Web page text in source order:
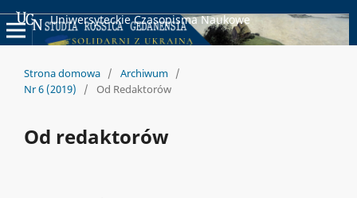
Uniwersyteckie Czasopisma Naukowe
Strona domowa / Archiwum /
Nr 6 (2019)
/ Od Redaktorów
Od redaktorów